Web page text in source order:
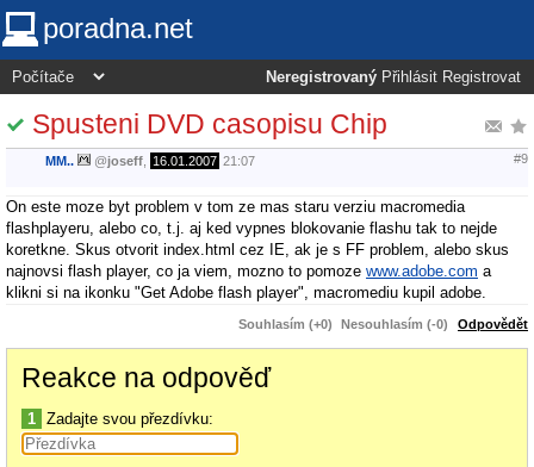
poradna.net
Neregistrovaný Přihlásit Registrovat
Spusteni DVD casopisu Chip
MM.. @joseff 16.01.2007 21:07 #9
On este moze byt problem v tom ze mas staru verziu macromedia
flashplayeru, alebo co, t.j. aj ked vypnes blokovanie flashu tak to nejde
koretkne. Skus otvorit index.html cez IE, ak je s FF problem, alebo skus
najnovsi flash player, co ja viem, mozno to pomoze www.adobe.com a
klikni si na ikonku "Get Adobe flash player", macromediu kupil adobe.
Souhlasím (+0) Nesouhlasím (-0) Odpovědět
Reakce na odpověď
1 Zadajte svou přezdívku: